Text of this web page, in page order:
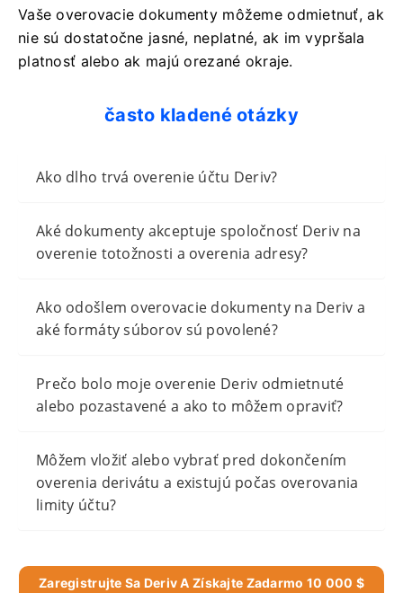
Vaše overovacie dokumenty môžeme odmietnuť, ak
nie sú dostatočne jasné, neplatné, ak im vypršala
platnosť alebo ak majú orezané okraje.
často kladené otázky
Ako dlho trvá overenie účtu Deriv?
Aké dokumenty akceptuje spoločnosť Deriv na
overenie totožnosti a overenia adresy?
Ako odošlem overovacie dokumenty na Deriv a
aké formáty súborov sú povolené?
Prečo bolo moje overenie Deriv odmietnuté
alebo pozastavené a ako to môžem opraviť?
Môžem vložiť alebo vybrať pred dokončením
overenia derivátu a existujú počas overovania
limity účtu?
Zaregistrujte Sa Deriv A Získajte Zadarmo 10 000 $